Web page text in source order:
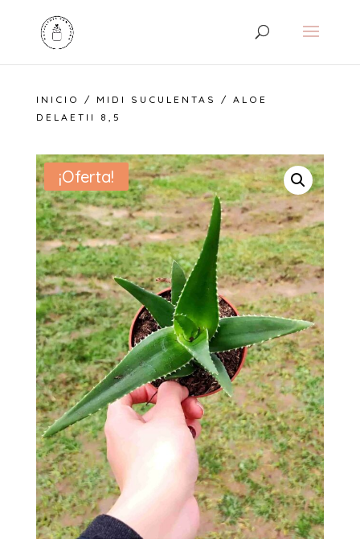
INICIO / MIDI SUCULENTAS
/ ALOE
DELAETII 8,5
¡Oferta!